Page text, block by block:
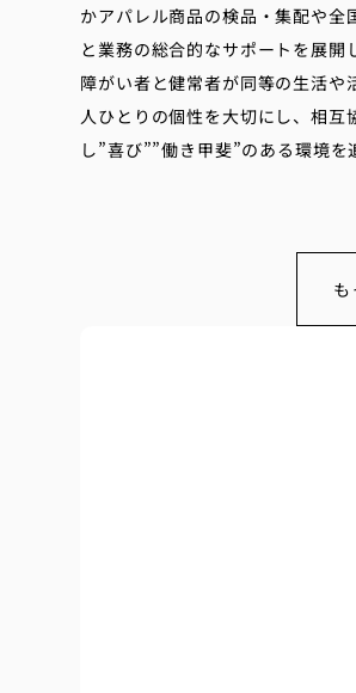
かアパレル商品の検品・集配や全
と業務の総合的なサポートを展開
障がい者と健常者が同等の生活
人ひとりの個性を大切にし、相
し”喜び””働き甲斐”のある環境を
も